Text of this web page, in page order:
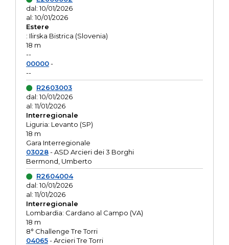
dal: 10/01/2026
al: 10/01/2026
Estere
: Ilirska Bistrica (Slovenia)
18 m
--
00000-
--
R2603003
dal: 10/01/2026
al: 11/01/2026
Interregionale
Liguria: Levanto (SP)
18 m
Gara Interregionale
03028- ASD Arcieri dei 3 Borghi
Bermond, Umberto
R2604004
dal: 10/01/2026
al: 11/01/2026
Interregionale
Lombardia: Cardano al Campo (VA)
18 m
8° Challenge Tre Torri
04065- Arcieri Tre Torri